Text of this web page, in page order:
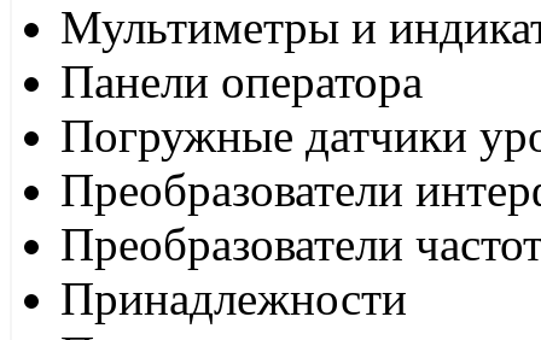
Мультиметры и
Панели оператора
Погружные датчики
Преобразователи
Преобразователи
Принадлежности